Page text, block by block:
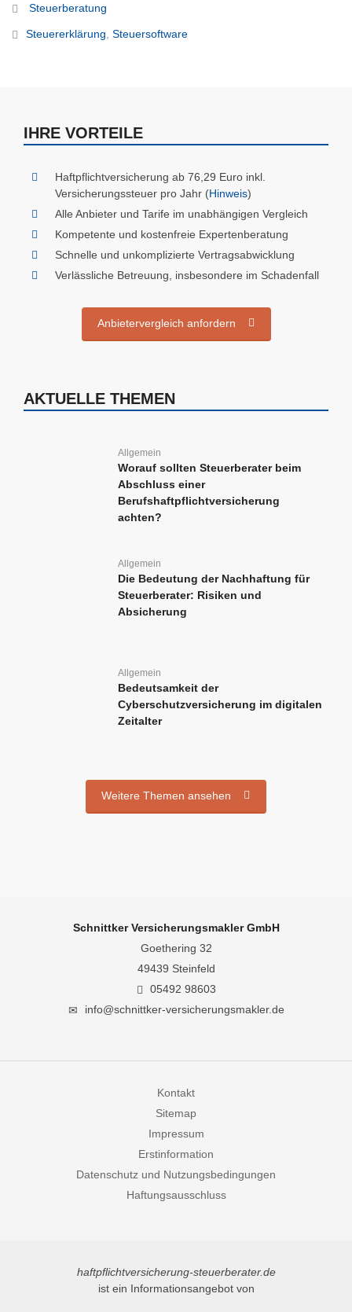
Steuerberatung
Steuererklärung Steuersoftware
IHRE VORTEILE
Haftpflichtversicherung ab 76,29 Euro inkl.
Versicherungssteuer pro Jahr (Hinweis)
Alle Anbieter und Tarife im unabhängigen Vergleich
Kompetente und kostenfreie Expertenberatung
Schnelle und unkomplizierte Vertragsabwicklung
Verlässliche Betreuung, insbesondere im Schadenfall
Anbietervergleich anfordern
AKTUELLE THEMEN
Allgemein
Worauf sollten Steuerberater beim
Abschluss einer
Berufshaftpflichtversicherung
achten?
Allgemein
Die Bedeutung der Nachhaftung für
Steuerberater: Risiken und
Absicherung
Allgemein
Bedeutsamkeit der
Cyberschutzversicherung im digitalen
Zeitalter
Weitere Themen ansehen
Schnittker Versicherungsmakler GmbH
Goethering 32
49439 Steinfeld
05492 98603
info@schnittker-versicherungsmakler.de
Kontakt
Sitemap
Impressum
Erstinformation
Datenschutz und Nutzungsbedingungen
Haftungsausschluss
haftpflichtversicherung-steuerberater.de
ist ein Informationsangebot von